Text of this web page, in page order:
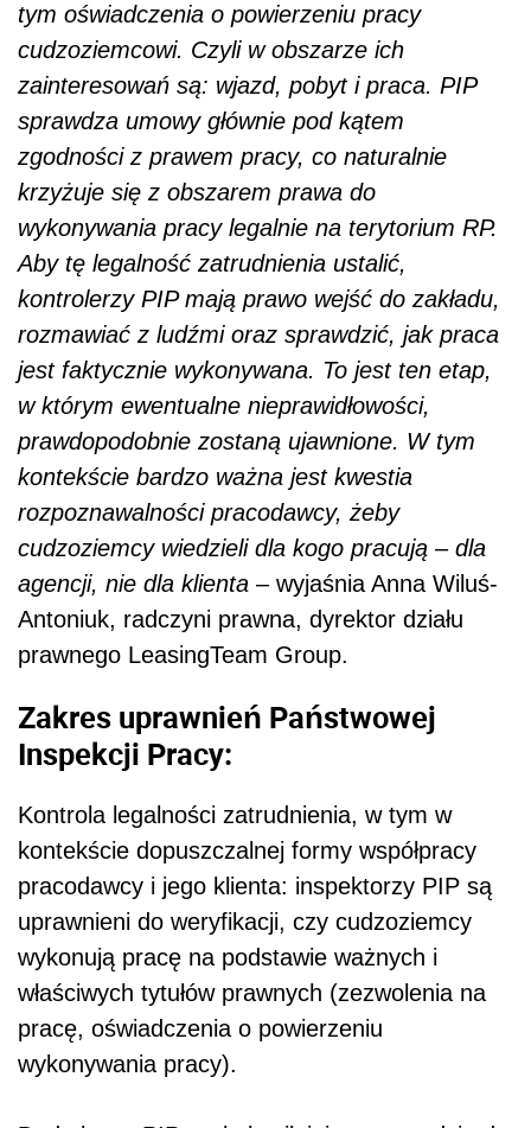
tym oświadczenia o powierzeniu pracy
cudzoziemcowi. Czyli w obszarze ich
zainteresowań są: wjazd, pobyt i praca. PIP
sprawdza umowy głównie pod kątem
zgodności z prawem pracy, co naturalnie
krzyżuje się z obszarem prawa do
wykonywania pracy legalnie na terytorium RP.
Aby tę legalność zatrudnienia ustalić,
kontrolerzy PIP mają prawo wejść do zakładu,
rozmawiać z ludźmi oraz sprawdzić, jak praca
jest faktycznie wykonywana. To jest ten etap,
w którym ewentualne nieprawidłowości,
prawdopodobnie zostaną ujawnione. W tym
kontekście bardzo ważna jest kwestia
rozpoznawalności pracodawcy, żeby
cudzoziemcy wiedzieli dla kogo pracują – dla
agencji, nie dla klienta – wyjaśnia Anna Wiluś-
Antoniuk, radczyni prawna, dyrektor działu
prawnego LeasingTeam Group.
Zakres uprawnień Państwowej
Inspekcji Pracy:
Kontrola legalności zatrudnienia, w tym w
kontekście dopuszczalnej formy współpracy
pracodawcy i jego klienta: inspektorzy PIP są
uprawnieni do weryfikacji, czy cudzoziemcy
wykonują pracę na podstawie ważnych i
właściwych tytułów prawnych (zezwolenia na
pracę, oświadczenia o powierzeniu
wykonywania pracy).